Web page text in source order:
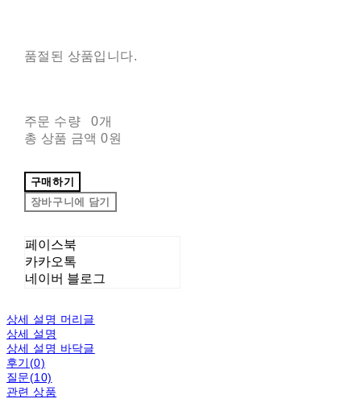
품절된 상품입니다.
주문 수량
0개
총 상품 금액 0원
구매하기
장바구니에 담기
페이스북
카카오톡
네이버 블로그
상세 설명 머리글
상세 설명
상세 설명 바닥글
후기(0)
질문(10)
관련 상품